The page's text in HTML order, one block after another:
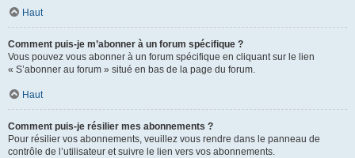
Haut
Comment puis-je m’abonner à un forum spécifique ?
Vous pouvez vous abonner à un forum spécifique en cliquant sur le lien
« S’abonner au forum » situé en bas de la page du forum.
Haut
Comment puis-je résilier mes abonnements ?
Pour résilier vos abonnements, veuillez vous rendre dans le panneau de
contrôle de l’utilisateur et suivre le lien vers vos abonnements.